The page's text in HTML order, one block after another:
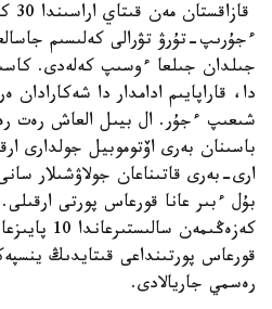
ءجۇرىپ-تۇرۋ تۋرالى كەلىسىم
جىلدان جىلعا ءوسىپ كەلەدى.
دا، قاراپايىم ادامدار دا
شىعىپ ءجۇر. ال بيىل العاش رەت
باسىنان بەرى اۆتوموبيل جولدارى
بۇل ءبىر عانا قورعاس پورتى
كەزەڭىمەن
قورعاس پورتىنداعى قىتايدىڭ
رەسمي جاريالادى.